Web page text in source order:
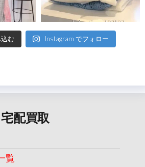
む Instagram でフォロー
配買取
覧